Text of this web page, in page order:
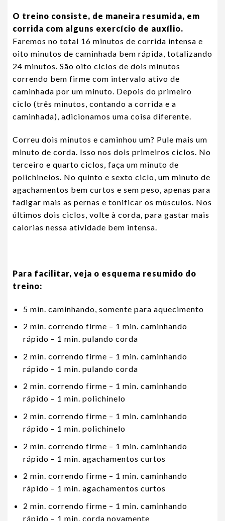
O treino consiste, de maneira resumida, em
corrida com alguns exercício de auxílio.
Faremos no total 16 minutos de corrida intensa e
oito minutos de caminhada bem rápida, totalizando
24 minutos. São oito ciclos de dois minutos
correndo bem firme com intervalo ativo de
caminhada por um minuto. Depois do primeiro
ciclo (três minutos, contando a corrida e a
caminhada), adicionamos uma coisa diferente.
Correu dois minutos e caminhou um? Pule mais um
minuto de corda. Isso nos dois primeiros ciclos. No
terceiro e quarto ciclos, faça um minuto de
polichinelos. No quinto e sexto ciclo, um minuto de
agachamentos bem curtos e sem peso, apenas para
fadigar mais as pernas e tonificar os músculos. Nos
últimos dois ciclos, volte à corda, para gastar mais
calorias nessa atividade bem intensa.
Para facilitar, veja o esquema resumido do
treino:
5 min. caminhando, somente para aquecimento
2 min. correndo firme – 1 min. caminhando
rápido – 1 min. pulando corda
2 min. correndo firme – 1 min. caminhando
rápido – 1 min. pulando corda
2 min. correndo firme – 1 min. caminhando
rápido – 1 min. polichinelo
2 min. correndo firme – 1 min. caminhando
rápido – 1 min. polichinelo
2 min. correndo firme – 1 min. caminhando
rápido – 1 min. agachamentos curtos
2 min. correndo firme – 1 min. caminhando
rápido – 1 min. agachamentos curtos
2 min. correndo firme – 1 min. caminhando
rápido – 1 min. corda novamente